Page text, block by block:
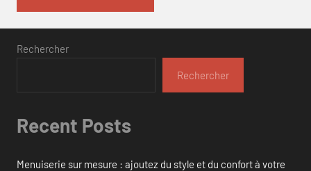
Rechercher
Rechercher
Recent Posts
Menuiserie sur mesure : ajoutez du style et du confort à votre